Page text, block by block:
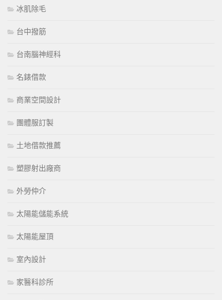
冰肌除毛
台中撥筋
台南腦神經科
名錶借款
商業空間設計
團體服訂製
土地借款推薦
塑膠射出廠商
外勞仲介
太陽能儲能系統
太陽能屋頂
室內設計
家醫科診所